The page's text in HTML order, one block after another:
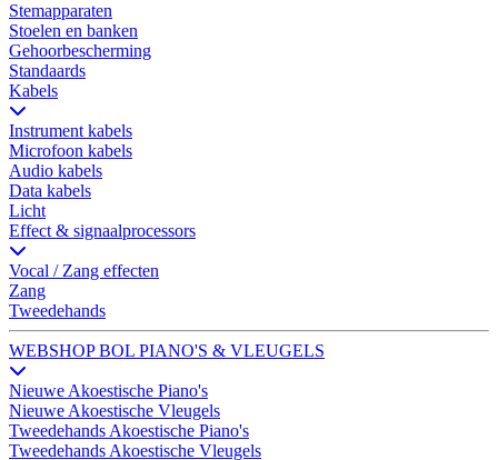
Stemapparaten
Stoelen en banken
Gehoorbescherming
Standaards
Kabels
Instrument kabels
Microfoon kabels
Audio kabels
Data kabels
Licht
Effect & signaalprocessors
Vocal / Zang effecten
Zang
Tweedehands
WEBSHOP BOL PIANO'S & VLEUGELS
Nieuwe Akoestische Piano's
Nieuwe Akoestische Vleugels
Tweedehands Akoestische Piano's
Tweedehands Akoestische Vleugels